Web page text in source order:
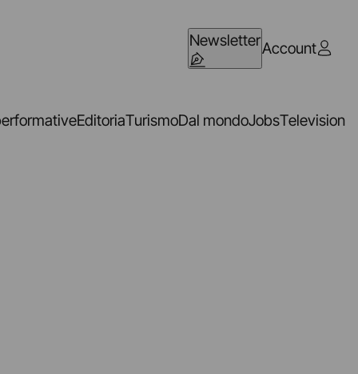
NewsletterAccount
EditoriaTurismoDal mondoJobsTelevision